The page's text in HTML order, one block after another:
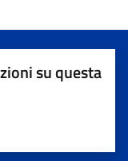
su questa